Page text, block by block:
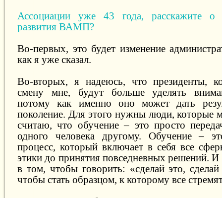
Ассоциации уже 43 года, расскажите о
развития ВАМП?
Во-первых, это будет изменение
как я уже сказал.
Во-вторых, я надеюсь, что президенты,
смену мне, будут больше уделять
потому как именно оно может дать
поколение. Для этого нужны люди, которые
считаю, что обучение – это просто
одного человека другому. Обучение –
процесс, который включает в себя все
этики до принятия повседневных решений.
в том, чтобы говорить: «сделай это,
чтобы стать образцом, к которому все